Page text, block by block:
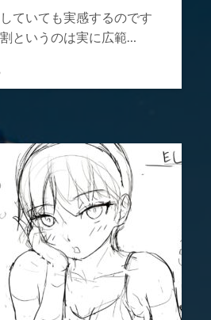
ていても実感するのです
というのは実に広範…